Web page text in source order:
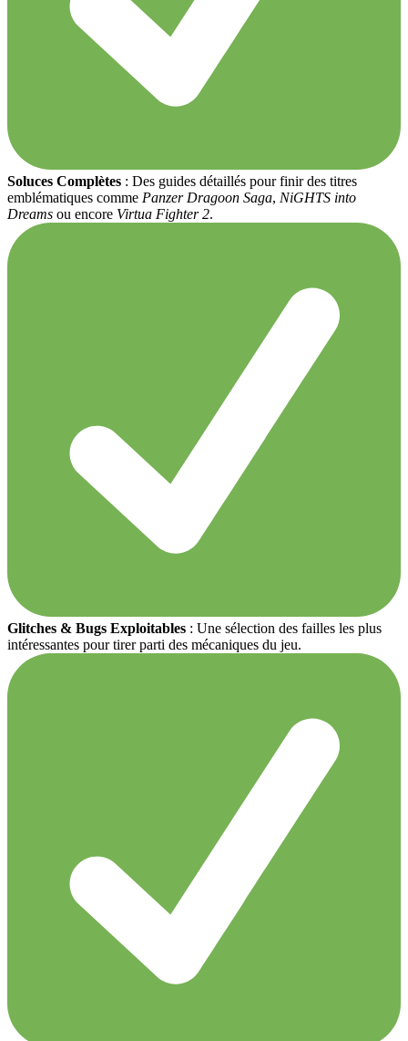
Soluces Complètes : Des guides détaillés pour finir des titres
emblématiques comme Panzer Dragoon Saga, NiGHTS into
Dreams ou encore Virtua Fighter 2.
Glitches & Bugs Exploitables : Une sélection des failles les plus
intéressantes pour tirer parti des mécaniques du jeu.